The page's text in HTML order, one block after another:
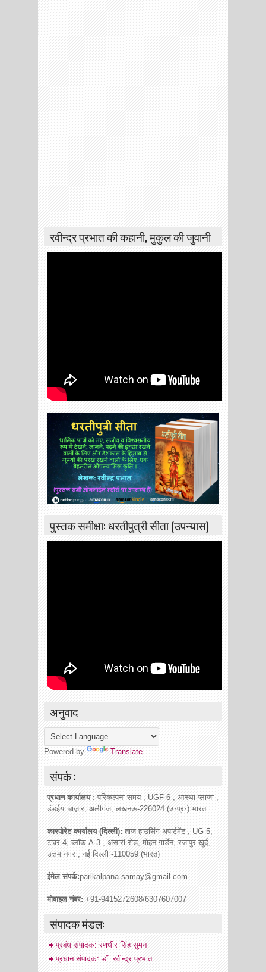
रवीन्द्र प्रभात की कहानी, मुकुल की जुवानी
पुस्तक समीक्षा: धरतीपुत्री सीता (उपन्यास)
अनुवाद
Powered by Translate
संपर्क :
प्रधान कार्यालय : परिकल्पना समय , UGF-6 , आस्था प्लाजा ,
डंडईया बाज़ार, अलीगंज, लखनऊ-226024 (उ॰प्र॰) भारत
कारपोरेट कार्यालय (दिल्ली): ताज हाउसिंग अपार्टमेंट , UG-5,
टावर-4, ब्लॉक A-3 , अंसारी रोड, मोहन गार्डेन, रजापुर खुर्द,
उत्तम नगर , नई दिल्ली -110059 (भारत)
ईमेल संपर्क:parikalpana.samay@gmail.com
मोबाइल नंबर: +91-9415272608/6307607007
संपादक मंडल:
प्रबंध संपादक: रणधीर सिंह सुमन
प्रधान संपादक: डॉ. रवीन्द्र प्रभात